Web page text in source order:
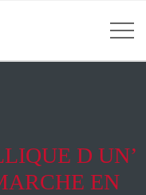
D UN’
EN